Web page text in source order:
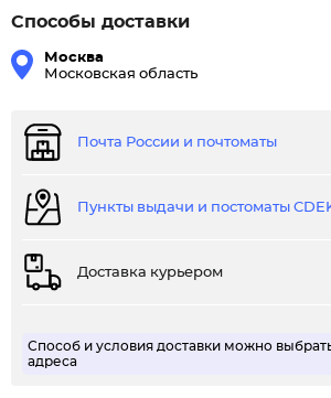
Способы доставки
Москва
Московская область
Почта России и почтоматы
Пункты выдачи и постоматы
Доставка курьером
Способ и условия доставки можно
адреса